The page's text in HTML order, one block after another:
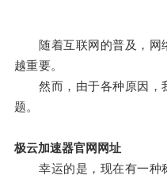
随着互联网的普及，网
越重要。
然而，由于各种原因，
题。
极云加速器官网网址
幸运的是，现在有一种称